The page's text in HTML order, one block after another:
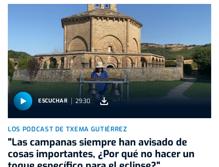
ESCUCHAR 29:30
LOS PODCAST DE TXEMA GUTIÉRREZ
"Las campanas siempre han avisado de
cosas importantes, ¿Por qué no hacer un